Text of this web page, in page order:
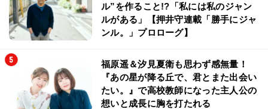
ル”を作ること!?「私には私のジャン
ルがある」【押井守連載「勝手にジャ
ンル。」プロローグ】
福原遥＆汐見夏衛も思わず感無量！
『あの星が降る丘で、君とまた出会い
たい。』で高校教師になった主人公の
想いと成長に胸を打たれる